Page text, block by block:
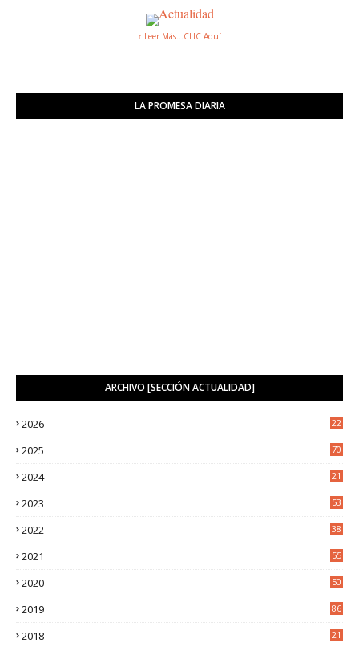
↑ Leer Más...CLIC Aquí
LA PROMESA DIARIA
ARCHIVO [SECCIÓN ACTUALIDAD]
2026
22
2025
70
2024
21
2023
53
2022
38
2021
55
2020
50
2019 86
2018
21